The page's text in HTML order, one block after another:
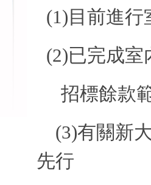
(1) 目前進
(2)已完成室
招標餘款
(3)有關新
先行